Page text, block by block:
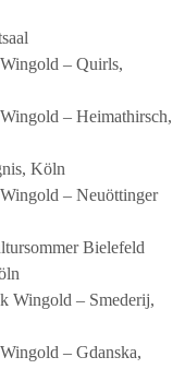
– Quirls,
– Heimathirsch,
Köln
– Neuöttinger
Bielefeld
Wingold – Smederij,
– Gdanska,